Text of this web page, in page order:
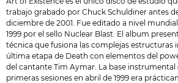
trabajo grabado por Chuck Schuldiner antes
diciembre de 2001. Fue editado a nivel
1999 por el sello Nuclear Blast. El album
técnica que fusiona las complejas estructuras
última etapa de Death con elementos del
del cantante Tim Aymar. La base
primeras sesiones en abril de 1999 era